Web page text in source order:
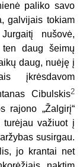
paliko savo
galvijais tokiam
nušovė,
daug šeimų
daug, nuėję į
įkrėsdavom
Cibulskis2
rajono „Žalgirį“
turėjau važiuot į
susirgau.
jo krantai net